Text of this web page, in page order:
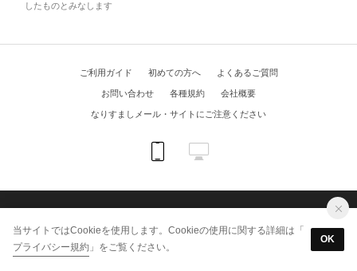
したものとみなします
ご利用ガイド 初めての方へ よくあるご質問
お問い合わせ 各種規約 会社概要
なりすましメール・サイトにご注意ください
当サイトではCookieを使用します。Cookieの使用に関する詳細は「
プライバシー規約 」をご覧ください。
OK